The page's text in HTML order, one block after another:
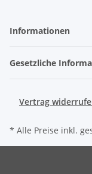
Informationen
Gesetzliche
Vertrag
* Alle Preise inkl.